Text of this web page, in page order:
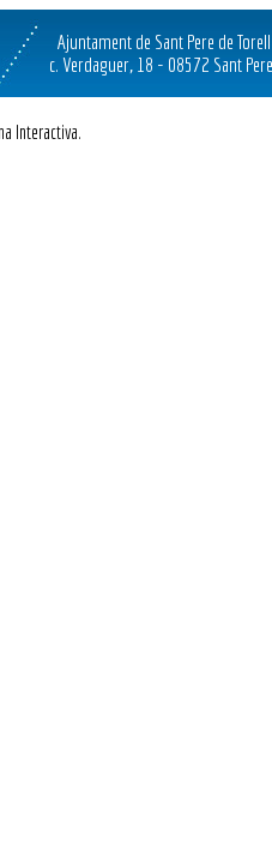
Ajuntament de Sant Pere de
c. Verdaguer, 18 - 08572 Sant
Interactiva.